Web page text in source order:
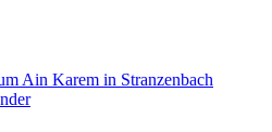
Ain Karem in Stranzenbach